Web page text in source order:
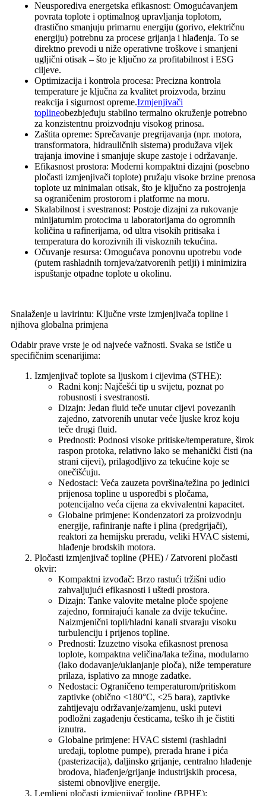
Neusporediva energetska efikasnost: Omogućavanjem
povrata toplote i optimalnog upravljanja toplotom,
drastično smanjuju primarnu energiju (gorivo, električnu
energiju) potrebnu za procese grijanja i hlađenja. To se
direktno prevodi u niže operativne troškove i smanjeni
ugljični otisak – što je ključno za profitabilnost i ESG
ciljeve.
Optimizacija i kontrola procesa: Precizna kontrola
temperature je ključna za kvalitet proizvoda, brzinu
reakcija i sigurnost opreme.Izmjenjivači
toplineobezbjeđuju stabilno termalno okruženje potrebno
za konzistentnu proizvodnju visokog prinosa.
Zaštita opreme: Sprečavanje pregrijavanja (npr. motora,
transformatora, hidrauličnih sistema) produžava vijek
trajanja imovine i smanjuje skupe zastoje i održavanje.
Efikasnost prostora: Moderni kompaktni dizajni (posebno
pločasti izmjenjivači toplote) pružaju visoke brzine prenosa
toplote uz minimalan otisak, što je ključno za postrojenja
sa ograničenim prostorom i platforme na moru.
Skalabilnost i svestranost: Postoje dizajni za rukovanje
minijaturnim protocima u laboratorijama do ogromnih
količina u rafinerijama, od ultra visokih pritisaka i
temperatura do korozivnih ili viskoznih tekućina.
Očuvanje resursa: Omogućava ponovnu upotrebu vode
(putem rashladnih tornjeva/zatvorenih petlji) i minimizira
ispuštanje otpadne toplote u okolinu.
Snalaženje u lavirintu: Ključne vrste izmjenjivača topline i
njihova globalna primjena
Odabir prave vrste je od najveće važnosti. Svaka se ističe u
specifičnim scenarijima:
Izmjenjivač toplote sa ljuskom i cijevima (STHE):
Radni konj: Najčešći tip u svijetu, poznat po
robusnosti i svestranosti.
Dizajn: Jedan fluid teče unutar cijevi povezanih
zajedno, zatvorenih unutar veće ljuske kroz koju
teče drugi fluid.
Prednosti: Podnosi visoke pritiske/temperature, širok
raspon protoka, relativno lako se mehanički čisti (na
strani cijevi), prilagodljivo za tekućine koje se
onečišćuju.
Nedostaci: Veća zauzeta površina/težina po jedinici
prijenosa topline u usporedbi s pločama,
potencijalno veća cijena za ekvivalentni kapacitet.
Globalne primjene: Kondenzatori za proizvodnju
energije, rafiniranje nafte i plina (predgrijači),
reaktori za hemijsku preradu, veliki HVAC sistemi,
hlađenje brodskih motora.
Pločasti izmjenjivač topline (PHE) / Zatvoreni pločasti
okvir:
Kompaktni izvođač: Brzo rastući tržišni udio
zahvaljujući efikasnosti i uštedi prostora.
Dizajn: Tanke valovite metalne ploče spojene
zajedno, formirajući kanale za dvije tekućine.
Naizmjenični topli/hladni kanali stvaraju visoku
turbulenciju i prijenos topline.
Prednosti: Izuzetno visoka efikasnost prenosa
toplote, kompaktna veličina/laka težina, modularno
(lako dodavanje/uklanjanje ploča), niže temperature
prilaza, isplativo za mnoge zadatke.
Nedostaci: Ograničeno temperaturom/pritiskom
zaptivke (obično <180°C, <25 bara), zaptivke
zahtijevaju održavanje/zamjenu, uski putevi
podložni zagađenju česticama, teško ih je čistiti
iznutra.
Globalne primjene: HVAC sistemi (rashladni
uređaji, toplotne pumpe), prerada hrane i pića
(pasterizacija), daljinsko grijanje, centralno hlađenje
brodova, hlađenje/grijanje industrijskih procesa,
sistemi obnovljive energije.
Lemljeni pločasti izmjenjivač topline (BPHE):